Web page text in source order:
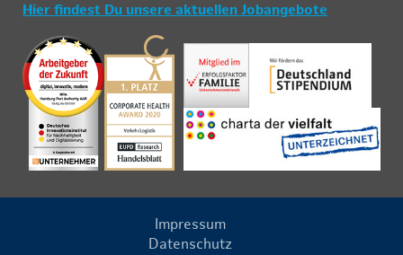
Hier findest Du unsere aktuellen Jobangebote
Impressum
Datenschutz